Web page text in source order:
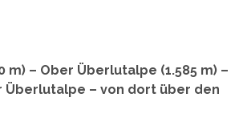
– Ober Überlutalpe (1.585 m) –
Überlutalpe – von dort über den